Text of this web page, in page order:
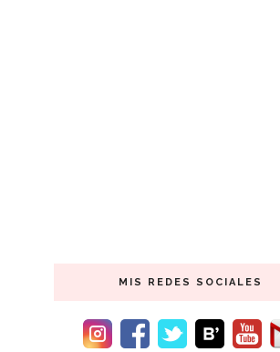
MIS REDES SOCIALES